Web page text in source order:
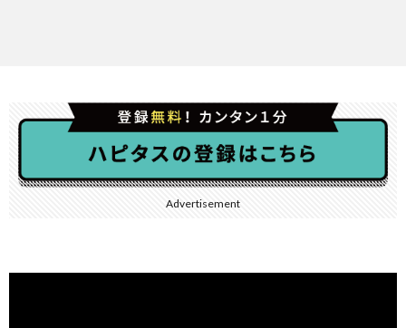
Advertisement